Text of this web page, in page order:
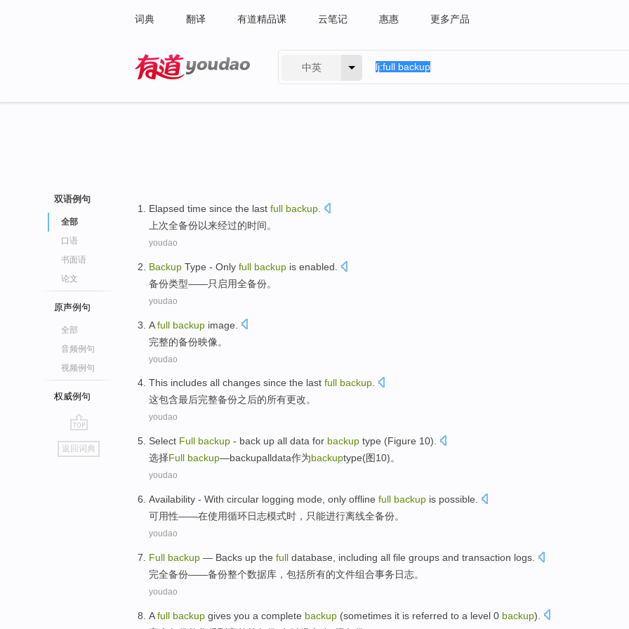
词典 翻译 有道精品课 云笔记 惠惠 更多产品
中英
双语例句
全部
口语
书面语
论文
原声例句
全部
音频例句
视频例句
权威例句
go
top
返回词典
Elapsed time since the last full backup
上次全备份以来经过的时间。
youdao
Backup Type - Only full backup is enabled
备份类型——只 启用全备份。
youdao
Afull backup image
完整的备份映像。
youdao
This includes all changes since the last full backup.
这包含最后完整备份之后的所有更改。
youdao
Select Full backup - back up all data for backup type (Figure 10).
选择Full backup—backupalldata作为backuptype(图10)。
youdao
Availability - With circular logging mode only offline full backup is possible.
可用性——在使用循环日志模式时 ， 只能进行离线全备份。
youdao
Full backup — Backs up the full database including all file groups and transaction logs
完全备份——备份整个数据库 ， 包括所有的文件组合事务日志。
youdao
Afull backup gives you a complete backup (sometimes it is referred to a level 0 backup).